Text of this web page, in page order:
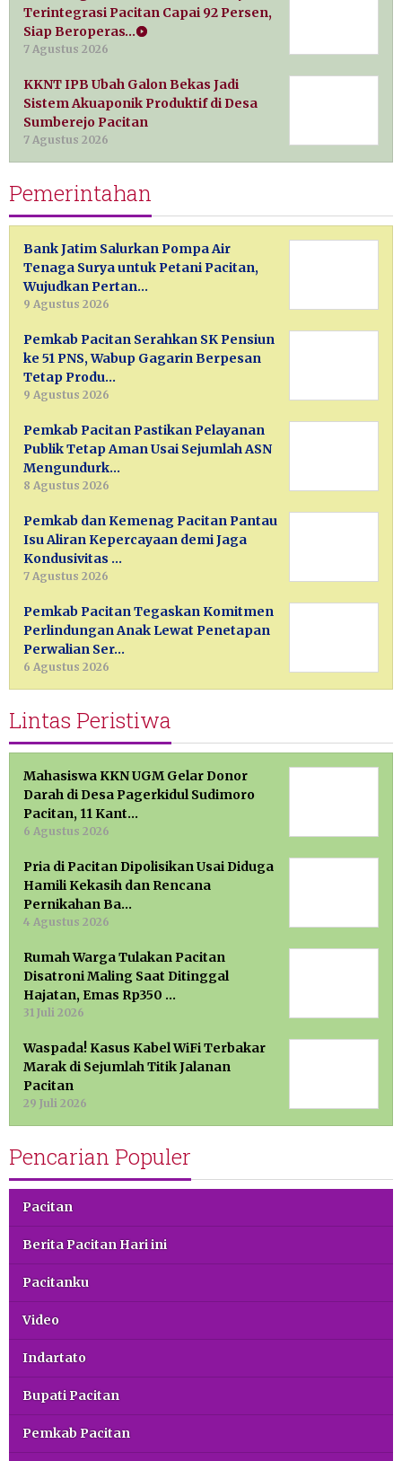
Terintegrasi Pacitan Capai 92 Persen,
Siap Beroperas…
7 Agustus 2026
KKNT IPB Ubah Galon Bekas Jadi
Sistem Akuaponik Produktif di Desa
Sumberejo Pacitan
7 Agustus 2026
Pemerintahan
Bank Jatim Salurkan Pompa Air
Tenaga Surya untuk Petani Pacitan,
Wujudkan Pertan…
9 Agustus 2026
Pemkab Pacitan Serahkan SK Pensiun
ke 51 PNS, Wabup Gagarin Berpesan
Tetap Produ…
9 Agustus 2026
Pemkab Pacitan Pastikan Pelayanan
Publik Tetap Aman Usai Sejumlah ASN
Mengundurk…
8 Agustus 2026
Pemkab dan Kemenag Pacitan Pantau
Isu Aliran Kepercayaan demi Jaga
Kondusivitas …
7 Agustus 2026
Pemkab Pacitan Tegaskan Komitmen
Perlindungan Anak Lewat Penetapan
Perwalian Ser…
6 Agustus 2026
Lintas Peristiwa
Mahasiswa KKN UGM Gelar Donor
Darah di Desa Pagerkidul Sudimoro
Pacitan, 11 Kant…
6 Agustus 2026
Pria di Pacitan Dipolisikan Usai Diduga
Hamili Kekasih dan Rencana
Pernikahan Ba…
4 Agustus 2026
Rumah Warga Tulakan Pacitan
Disatroni Maling Saat Ditinggal
Hajatan, Emas Rp350 …
31 Juli 2026
Waspada! Kasus Kabel WiFi Terbakar
Marak di Sejumlah Titik Jalanan
Pacitan
29 Juli 2026
Pencarian Populer
Pacitan
Berita Pacitan Hari ini
Pacitanku
Video
Indartato
Bupati Pacitan
Pemkab Pacitan